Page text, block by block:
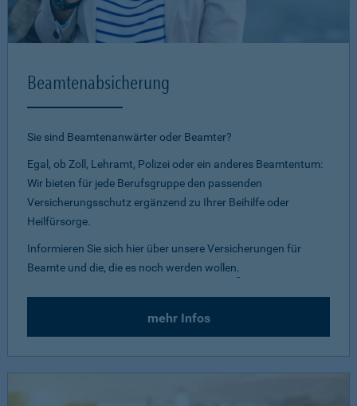
Beamtenabsicherung
Sie sind Beamtenanwärter oder Beamter?
Egal, ob Zoll, Lehramt, Polizei oder ein anderes Beamtentum:
Wir bieten für jede Berufsgruppe den passenden
Versicherungsschutz ergänzend zu Ihrer Beihilfe oder
Heilfürsorge.
Informieren Sie sich hier über unsere Versicherungen für
Beamte und die, die es noch werden wollen.
mehr Infos